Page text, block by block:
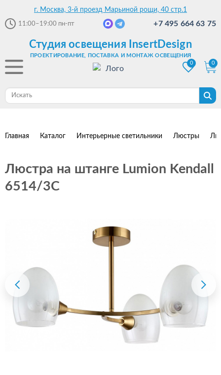
г. Москва, 3-й проезд Марьиной рощи, 40 стр.1
11:00–19:00 пн-пт +7 495 664 63 75
Студия освещения InsertDesign
ПРОЕКТИРОВАНИЕ, ПОСТАВКА И МОНТАЖ ОСВЕЩЕНИЯ
0
0
Главная Каталог Интерьерные светильники Люстры
Люстра на штанге Lumion Kendall
6514/3C